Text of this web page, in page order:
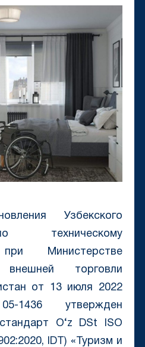
Узбекского
техническому
при Министерстве
торговли
от 13 июля 2022
утвержден
O‘z DSt ISO
IDT) «Туризм и